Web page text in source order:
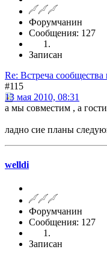
Форумчанин
Сообщения: 127
Записан
Re: Встреча
#115
13 мая 2010, 08:31
а мы совместим , а
ладно сие планы
welldi
Форумчанин
Сообщения: 127
Записан